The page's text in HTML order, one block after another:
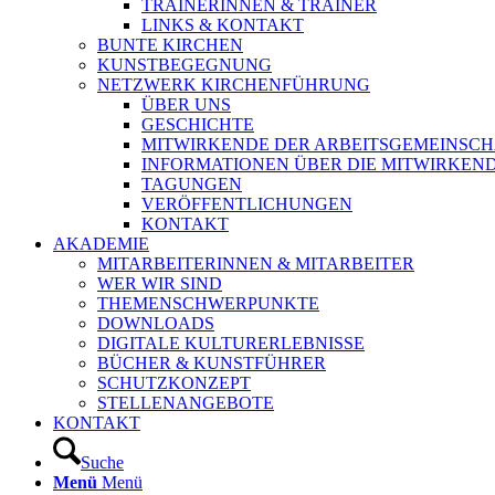
TRAINERINNEN & TRAINER
LINKS & KONTAKT
BUNTE KIRCHEN
KUNSTBEGEGNUNG
NETZWERK KIRCHENFÜHRUNG
ÜBER UNS
GESCHICHTE
MITWIRKENDE DER
INFORMATIONEN ÜBER DIE
TAGUNGEN
VERÖFFENTLICHUNGEN
KONTAKT
AKADEMIE
MITARBEITERINNEN & MITARBEITER
WER WIR SIND
THEMENSCHWERPUNKTE
DOWNLOADS
DIGITALE KULTURERLEBNISSE
BÜCHER & KUNSTFÜHRER
SCHUTZKONZEPT
STELLENANGEBOTE
KONTAKT
Suche
Menü Menü